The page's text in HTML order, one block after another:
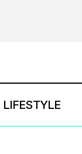
LIFESTYLE